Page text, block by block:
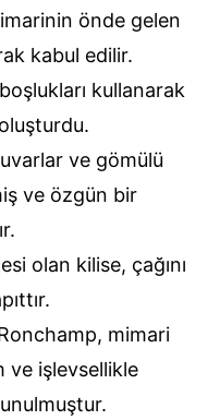
önde gelen
kabul edilir.
kullanarak
ve gömülü
ve özgün bir
olan kilise, çağını
mimari
ve işlevsellikle